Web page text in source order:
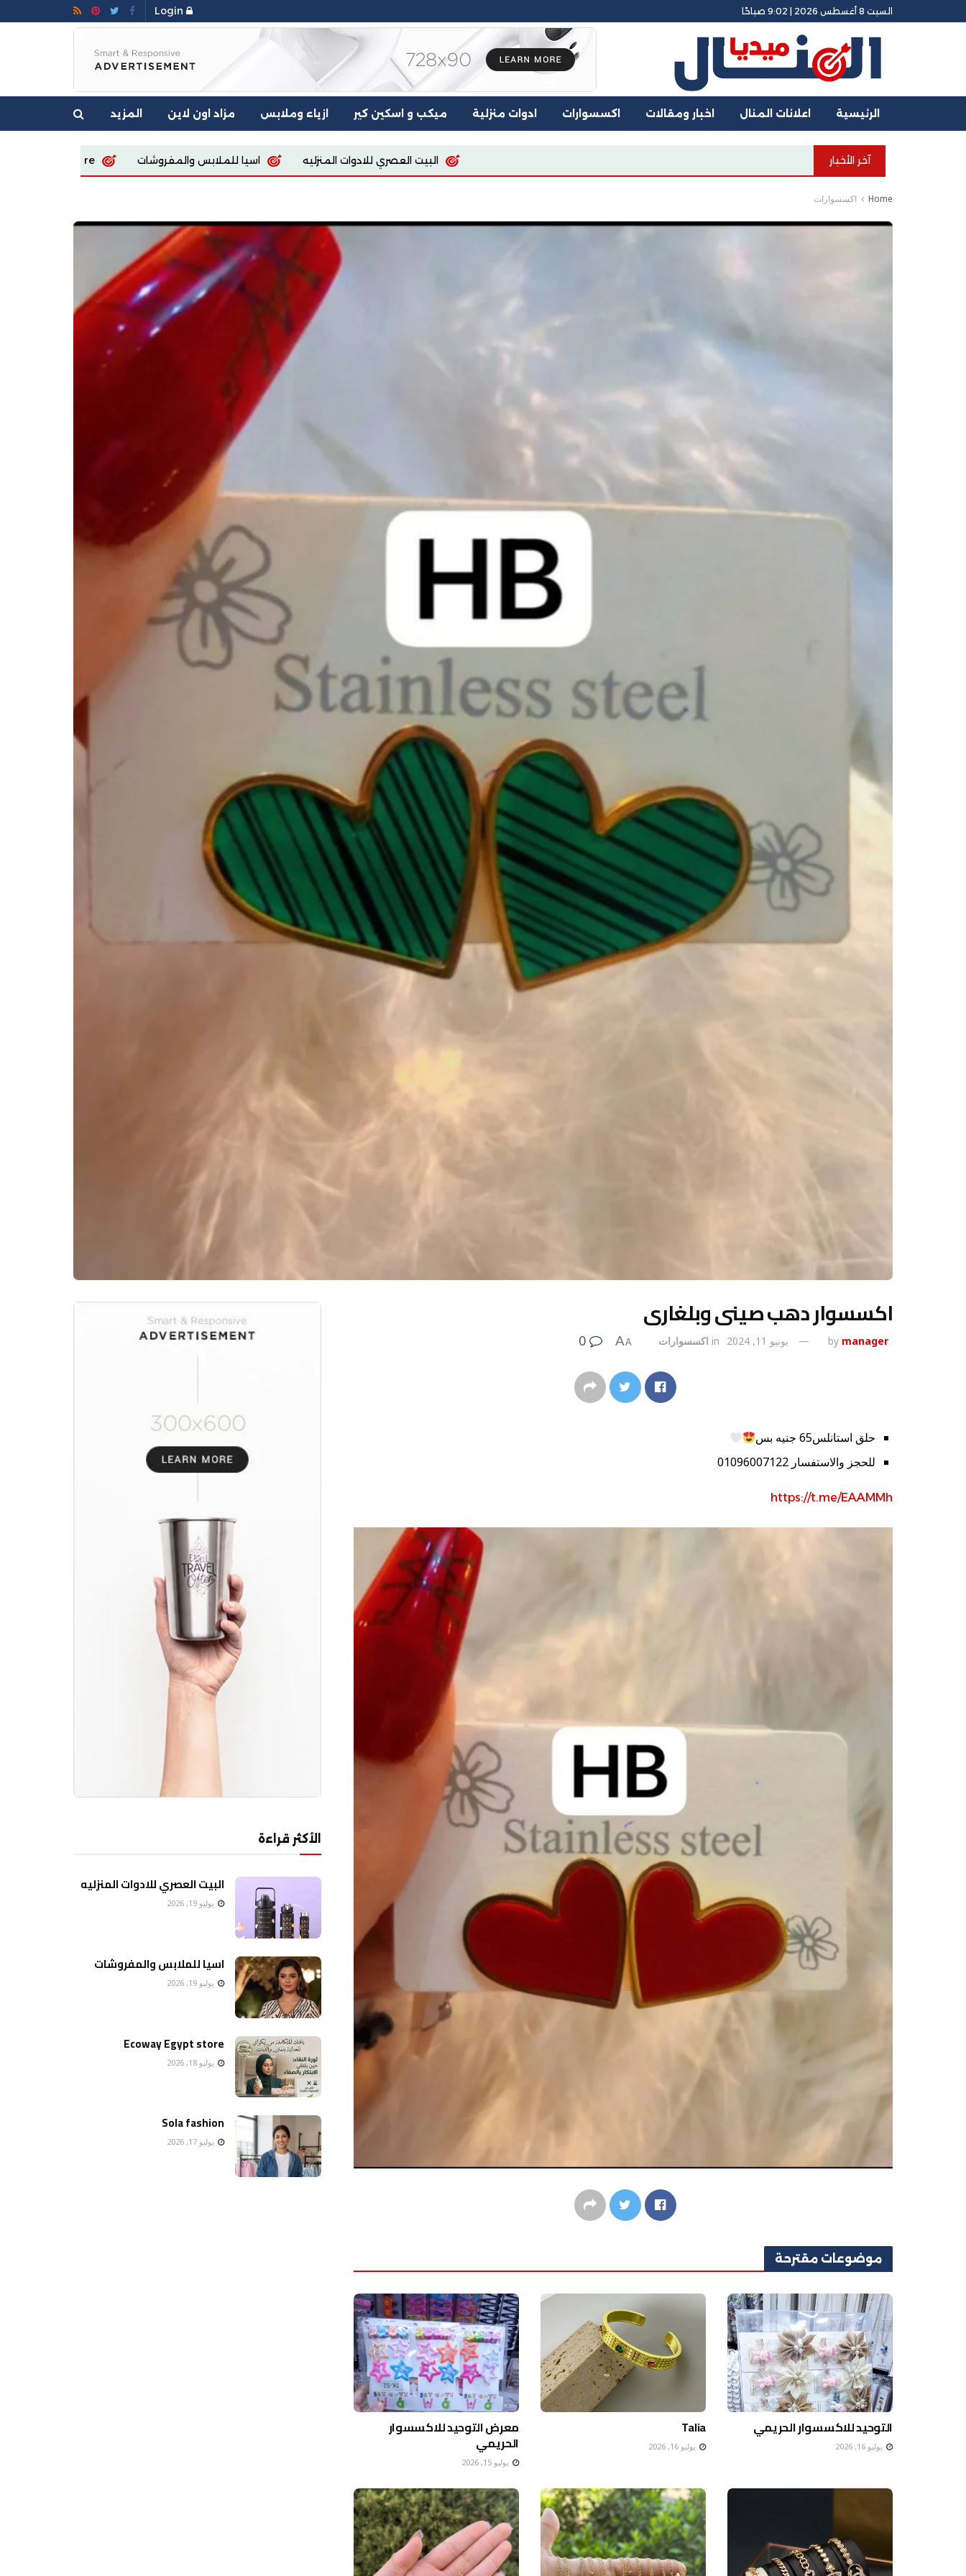
السبت 8 أغسطس 2026 | 9:02 صباحًا
الرئيسية اعلانات المنال اخبار ومقالات اكسسوارات ادوات منزلية ميكب و اسكين كير ازياء وملابس مزاد اون لاين المزيد
آخر الأخبار البيت العصري للادوات المنزليه اسيا للملابس والمفروشات Ecoway Egypt store
Sola fashion
Home اكسسوارات
اكسسوار دهب صينى وبلغارى
by manager يونيو 11, 2024 in اكسسوارات A
A
حلق استانلس65 جنيه بس
للحجز والاستفسار 01096007122
https://t.me/EAAMMh
موضوعات مقترحة
التوحيد للاكسسوار الحريمي
يوليو 16, 2026
Talia
يوليو 16, 2026
معرض التوحيد للاكسسوار
الحريمي
يوليو 15, 2026
الأكثر قراءة
البيت العصري للادوات المنزليه
يوليو 19, 2026
اسيا للملابس والمفروشات
يوليو 19, 2026
Ecoway Egypt store
يوليو 18, 2026
Sola fashion
يوليو 17, 2026